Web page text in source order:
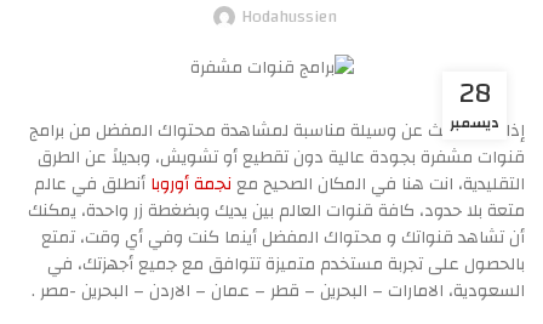
Hodahussien
28
ديسمبر
إذا كنت تبحث عن وسيلة مناسبة لمشاهدة محتواك المفضل من برامج
قنوات مشفرة بجودة عالية دون تقطيع أو تشويش، وبديلاً عن الطرق
التقليدية، انت هنا في المكان الصحيح معنجمة أوروباأنطلق في عالم
متعة بلا حدود، كافة قنوات العالم بين يديك وبضغطة زر واحدة، يمكنك
أن تشاهد قنواتك و محتواك المفضل أينما كنت وفي أي وقت، تمتع
بالحصول على تجربة مستخدم متميزة تتوافق مع جميع أجهزتك، في
السعودية، الامارات – البحرين – قطر – عمان – الاردن – البحرين -مصر .